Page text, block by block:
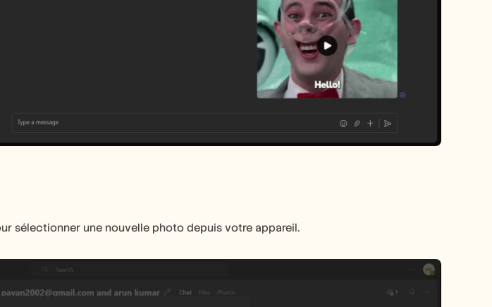
sélectionner une nouvelle photo depuis votre appareil.